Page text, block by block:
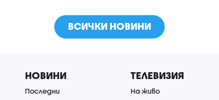
ВСИЧКИ НОВИНИ
НОВИНИ
Последни
ТЕЛЕВИЗИЯ
На живо